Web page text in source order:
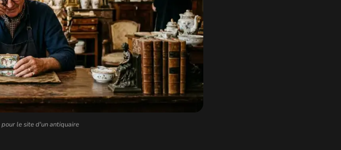
le site d'un antiquaire